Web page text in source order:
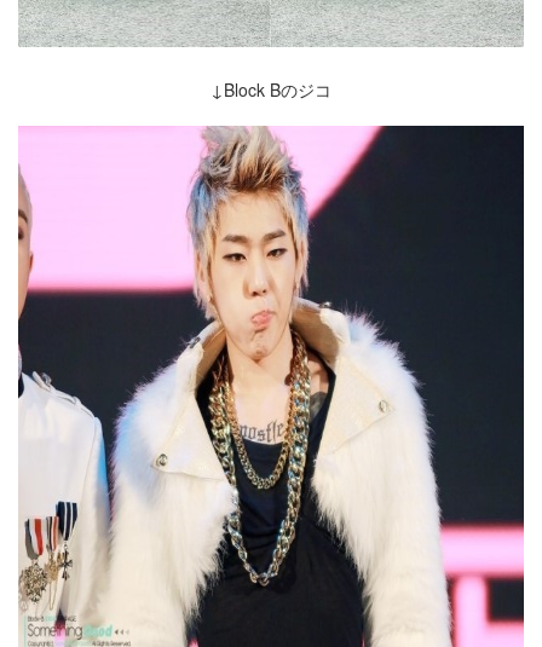
↓Block Bのジコ